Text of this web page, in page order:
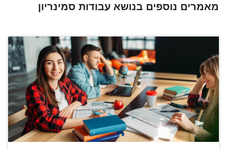
מאמרים נוספים בנושא עבודות סמינריון